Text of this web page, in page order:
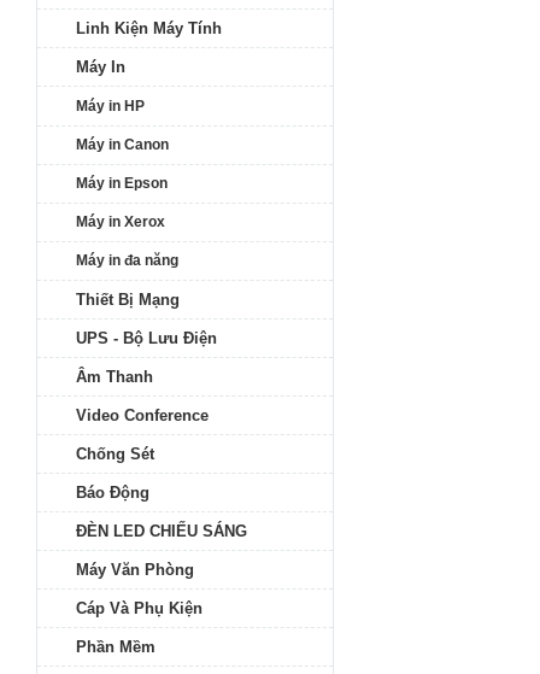
Linh Kiện Máy Tính
Máy In
Máy in HP
Máy in Canon
Máy in Epson
Máy in Xerox
Máy in đa năng
Thiết Bị Mạng
UPS - Bộ Lưu Điện
Âm Thanh
Video Conference
Chống Sét
Báo Động
ĐÈN LED CHIẾU SÁNG
Máy Văn Phòng
Cáp Và Phụ Kiện
Phần Mềm